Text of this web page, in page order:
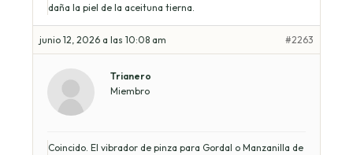
daña la piel de la aceituna tierna.
junio 12, 2026 a las 10:08 am #2263
Trianero
Miembro
Coincido. El vibrador de pinza para Gordal o Manzanilla de